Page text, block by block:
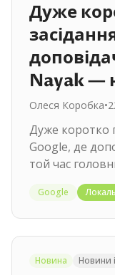
Дуже
Nayak —
Олеся Коробка•
Дуже коротко
Google, де
той час
Чому воно
Google
Новина Новини